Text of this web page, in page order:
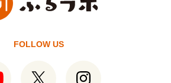
FOLLOW US